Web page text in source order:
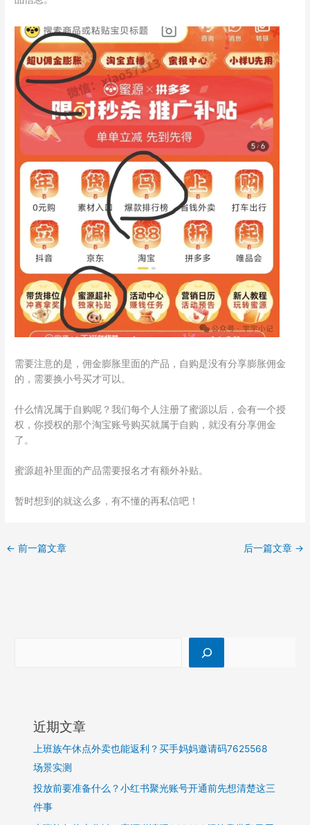
需要注意的是，佣金膨胀里面的产品，自购是没有分享膨胀佣金
的，需要换小号买才可以。
什么情况属于自购呢？我们每个人注册了蜜源以后，会有一个授
权，你授权的那个淘宝账号购买就属于自购，就没有分享佣金
了。
蜜源超补里面的产品需要报名才有额外补贴。
暂时想到的就这么多，有不懂的再私信吧！
← 前一篇文章 后一篇文章 →
近期文章
上班族午休点外卖也能返利？买手妈妈邀请码7625568
场景实测
投放前要准备什么？小红书聚光账号开通前先想清楚这三
件事